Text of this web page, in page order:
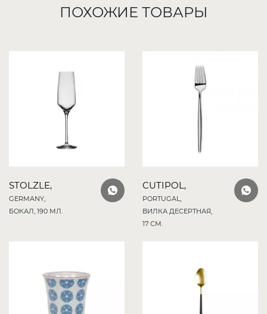
ПОХОЖИЕ ТОВАРЫ
STOLZLE,
GERMANY,
БОКАЛ, 190 МЛ.
CUTIPOL,
PORTUGAL,
ВИЛКА ДЕСЕРТНАЯ,
17 СМ.